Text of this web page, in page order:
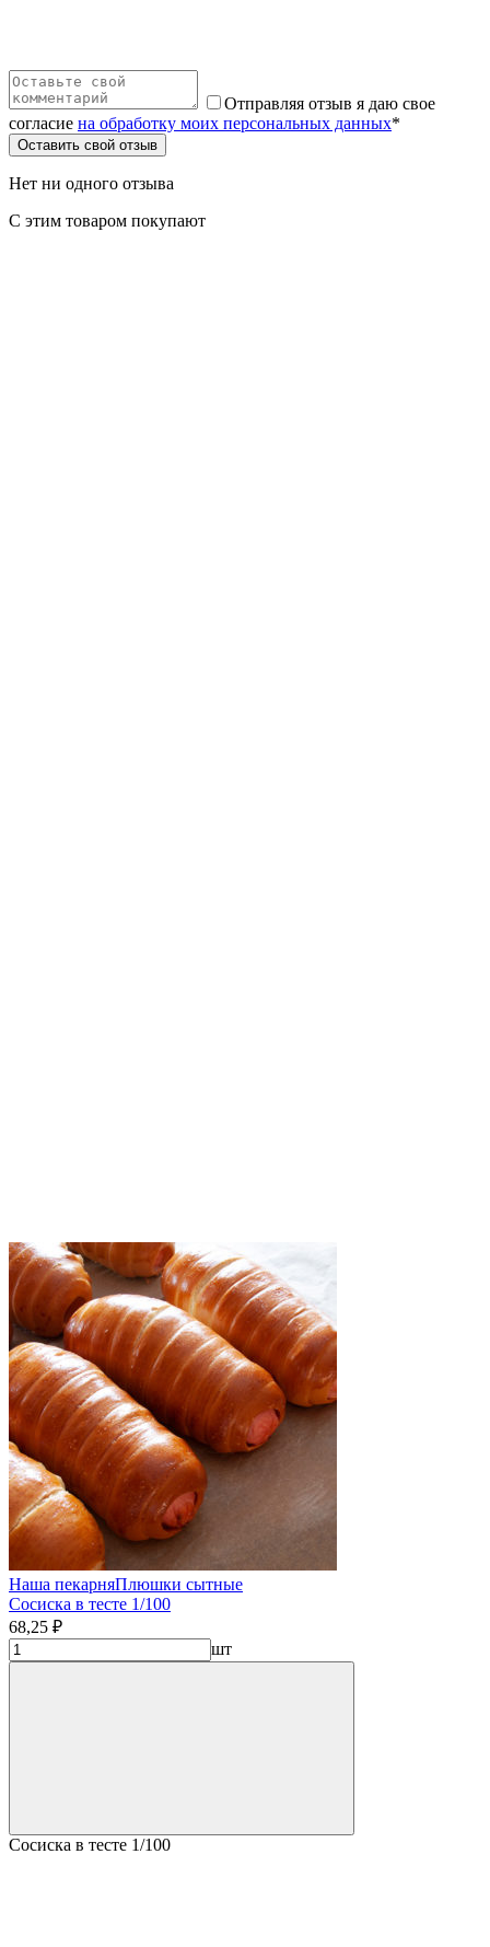
Отправляя отзыв я даю свое
согласие на обработку моих персональных данных*
Оставить свой отзыв
Нет ни одного отзыва
С этим товаром покупают
Наша пекарняПлюшки сытные
Сосиска в тесте 1/100
68,25 ₽
шт
Сосиска в тесте 1/100